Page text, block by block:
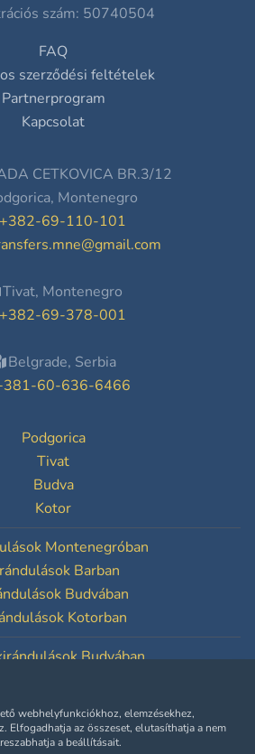
szám: 50740504
FAQ
szerződési feltételek
Partnerprogram
Kapcsolat
CETKOVICA BR.3/12
Montenegro
+382-69-110-101
Montenegro
+382-69-378-001
Belgrade, Serbia
60-636-6466
Podgorica
Tivat
Budva
Kotor
Montenegróban
Barban
Budvában
Kotorban
Budvában
Kotorban
Süti beállítások
webhelyfunkciókhoz, elemzésekhez,
Elfogadhatja az összeset, elutasíthatja a nem
a beállításait.